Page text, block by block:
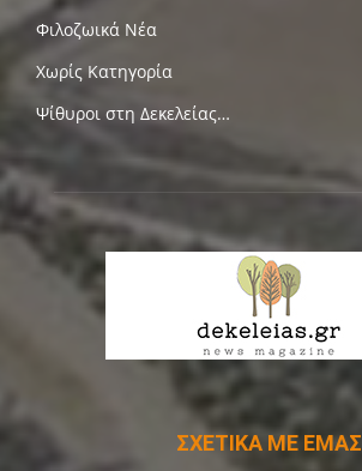
Φιλοζωικά Νέα
Χωρίς Κατηγορία
Ψίθυροι στη Δεκελείας…
ΣΧΕΤΙΚΑ ΜΕ ΕΜΑΣ